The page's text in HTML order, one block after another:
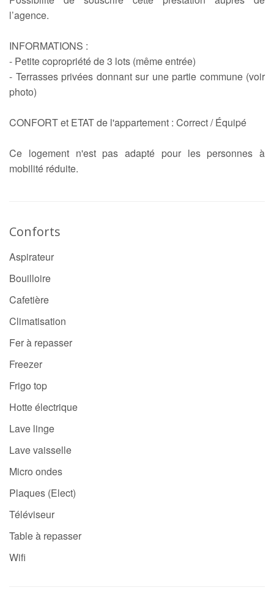
l’agence.
INFORMATIONS :
- Petite copropriété de 3 lots (même entrée)
- Terrasses privées donnant sur une partie commune (voir
photo)
CONFORT et ETAT de l'appartement : Correct / Équipé
Ce logement n'est pas adapté pour les personnes à
mobilité réduite.
Conforts
Aspirateur
Bouilloire
Cafetière
Climatisation
Fer à repasser
Freezer
Frigo top
Hotte électrique
Lave linge
Lave vaisselle
Micro ondes
Plaques (Elect)
Téléviseur
Table à repasser
Wifi